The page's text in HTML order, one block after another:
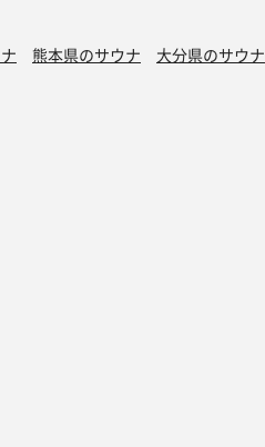
熊本県のサウナ 大分県のサウナ